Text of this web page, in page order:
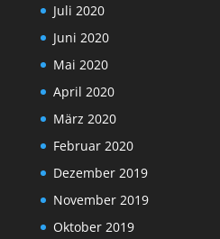
Juli 2020
Juni 2020
Mai 2020
April 2020
März 2020
Februar 2020
Dezember 2019
November 2019
Oktober 2019